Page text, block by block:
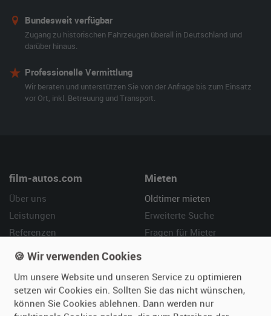
Bundesweit verfügbar
Zugang zu historischen Fahrzeugen überall in Deutschland und
darüber hinaus.
Professionelle Vermittlung
Wir beraten und unterstützen Sie von der Anfrage bis zum Einsatz
vor Ort, inkl. Betreuung und Transport.
film-autos.com
Über uns
Leistungen
Referenzen
Kundenmeinungen
Mieten
Oldtimer mieten
Erweiterte Suche
Fragen für Mieter
Vermieten
Oldtimer anmelden
Hilfe
Häufige Fragen (FAQ)
🍪 Wir verwenden Cookies
Um unsere Website und unseren Service zu optimieren
setzen wir Cookies ein. Sollten Sie das nicht wünschen,
können Sie Cookies ablehnen. Dann werden nur